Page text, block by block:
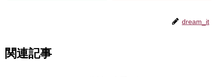
dream_it
関連記事